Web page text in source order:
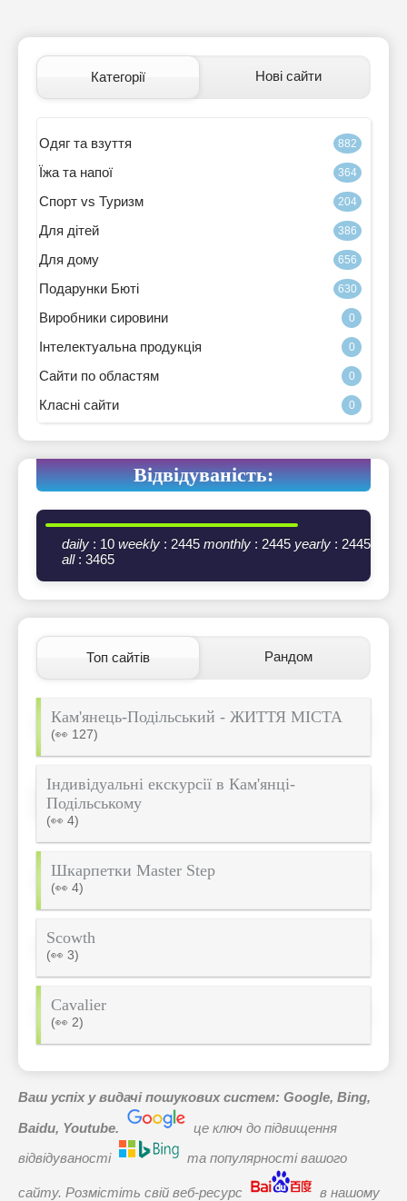
Категорії Нові сайти
Одяг та взуття 882
Їжа та напої 364
Спорт vs Туризм 204
Для дітей 386
Для дому 656
Подарунки Бюті 630
Виробники сировини 0
Інтелектуальна продукція 0
Сайти по областям 0
Класні сайти 0
Відвідуваність:
daily : 10 weekly : 2445 monthly : 2445 yearly : 2445
all: 3465
Топ сайтів Рандом
Кам'янець-Подільський - ЖИТТЯ МІСТА
(👀 127)
Індивідуальні екскурсії в Кам'янці-
Подільському
(👀 4)
Шкарпетки Master Step
(👀 4)
Scowth
(👀 3)
Cavalier
(👀 2)
Ваш успіх у видачі пошукових систем: Google, Bing,
Baidu, Youtube.
це ключ до підвищення
відвідуваності
та популярності вашого
сайту. Розмістіть свій веб-ресурс в нашому